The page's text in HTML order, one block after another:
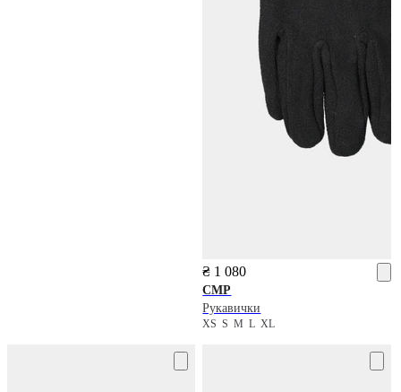
₴ 1 080
CMP
Рукавички
XSSMLXL